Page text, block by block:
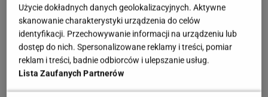
Użycie dokładnych danych geolokalizacyjnych. Aktywne
skanowanie charakterystyki urządzenia do celów
identyfikacji. Przechowywanie informacji na urządzeniu lub
dostęp do nich. Spersonalizowane reklamy i treści, pomiar
reklam i treści, badnie odbiorców i ulepszanie usług.
Lista Zaufanych Partnerów